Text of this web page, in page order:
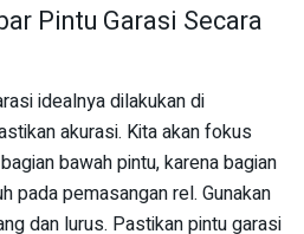
Pintu Garasi Secara
idealnya dilakukan di
akurasi. Kita akan fokus
bawah pintu, karena bagian
pada pemasangan rel. Gunakan
dan lurus. Pastikan pintu garasi